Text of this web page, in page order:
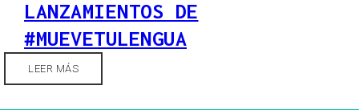
LANZAMIENTOS DE
#MUEVETULENGUA
LEER MÁS